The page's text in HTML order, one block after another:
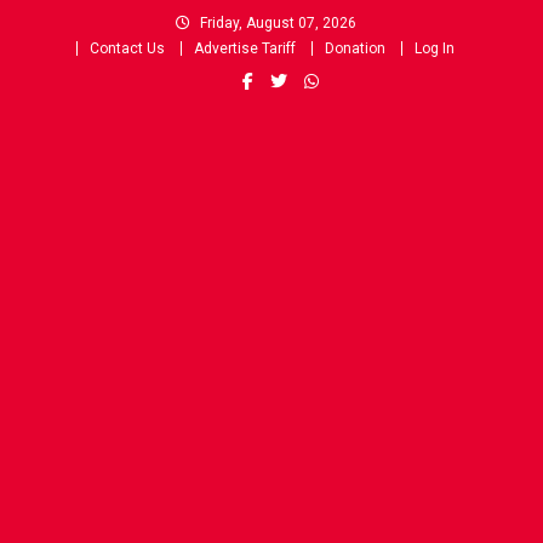
Friday, August 07, 2026
Contact Us
Advertise Tariff Donation Log In